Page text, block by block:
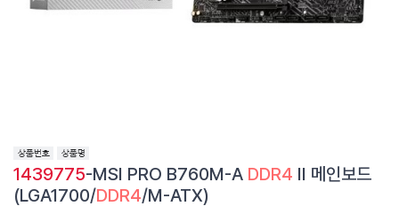
1439775-MSI PRO B760M-A DDR4 II 메인보드
(LGA1700/DDR4/M-ATX)